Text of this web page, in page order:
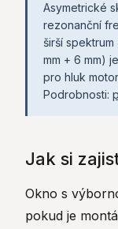
Asymetrické
rezonanční
širší
mm + 6 mm)
pro hluk
Podrobnosti:
Jak si
Okno s
pokud je